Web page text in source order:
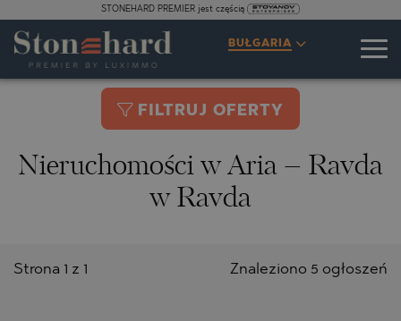
STONEHARD PREMIER jest częścią
BUŁGARIA
FILTRUJ OFERTY
Nieruchomości w Aria – Ravda
w Ravda
Znaleziono 5 ogłoszeń
Strona 1 z 1